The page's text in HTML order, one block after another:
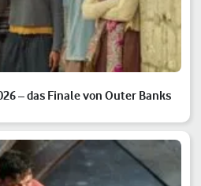
– das Finale von Outer Banks